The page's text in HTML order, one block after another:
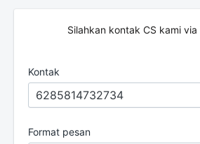
Silahkan kontak CS kami
Kontak
Format pesan